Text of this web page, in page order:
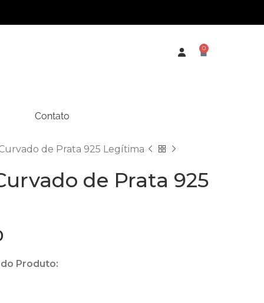
0
Contato
de Prata 925 Legítima
de Prata 925
Produto: